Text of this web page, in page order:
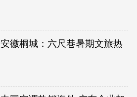
安徽桐城：六尺巷暑期文旅热